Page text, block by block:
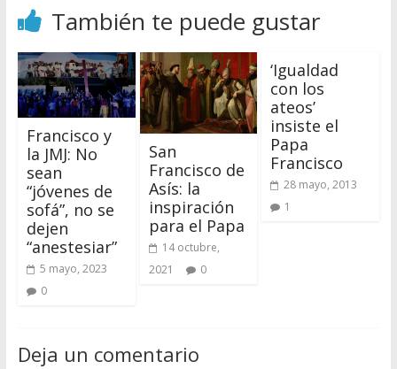
También te puede gustar
Francisco y
la JMJ: No
sean
“jóvenes de
sofá”, no se
dejen
“anestesiar”
5 mayo, 2023
0
San
Francisco de
Asís: la
inspiración
para el Papa
14 octubre,
2021
0
‘Igualdad
con los
ateos’
insiste el
Papa
Francisco
28 mayo, 2013
1
Deja un comentario